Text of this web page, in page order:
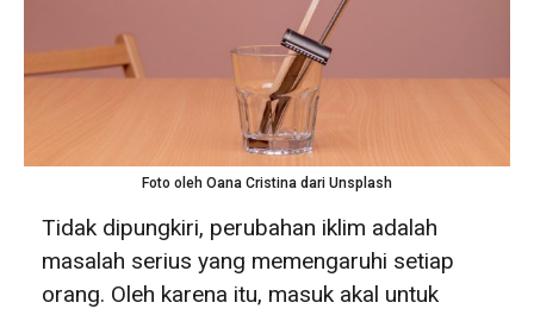
Foto oleh Oana Cristina dari Unsplash
Tidak dipungkiri, perubahan iklim adalah
masalah serius yang memengaruhi setiap
orang. Oleh karena itu, masuk akal untuk